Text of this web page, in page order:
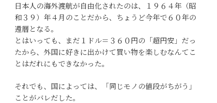
日本人の海外渡航が自由化されたのは、１９６４年（昭
和３９）年４月のことだから、ちょうど今年で６０年の
還暦となる。
とはいっても、まだ１ドル＝３６０円の「超円安」だっ
たから、外国に好きに出かけて買い物を楽しむなんてこ
とはだれにもできなかった。
それでも、国によっては、「同じモノの値段がちがう」
ことがバレだした。